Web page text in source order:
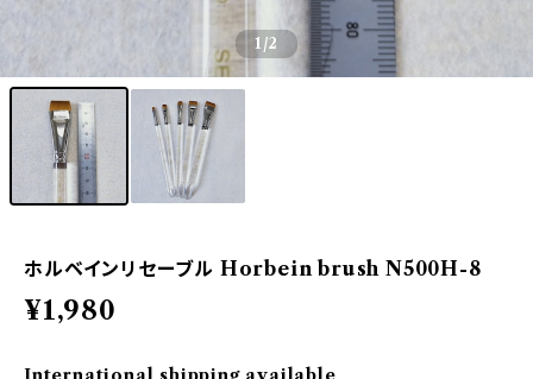
1/2
ホルベインリセーブル Horbein brush N500H-8
¥1,980